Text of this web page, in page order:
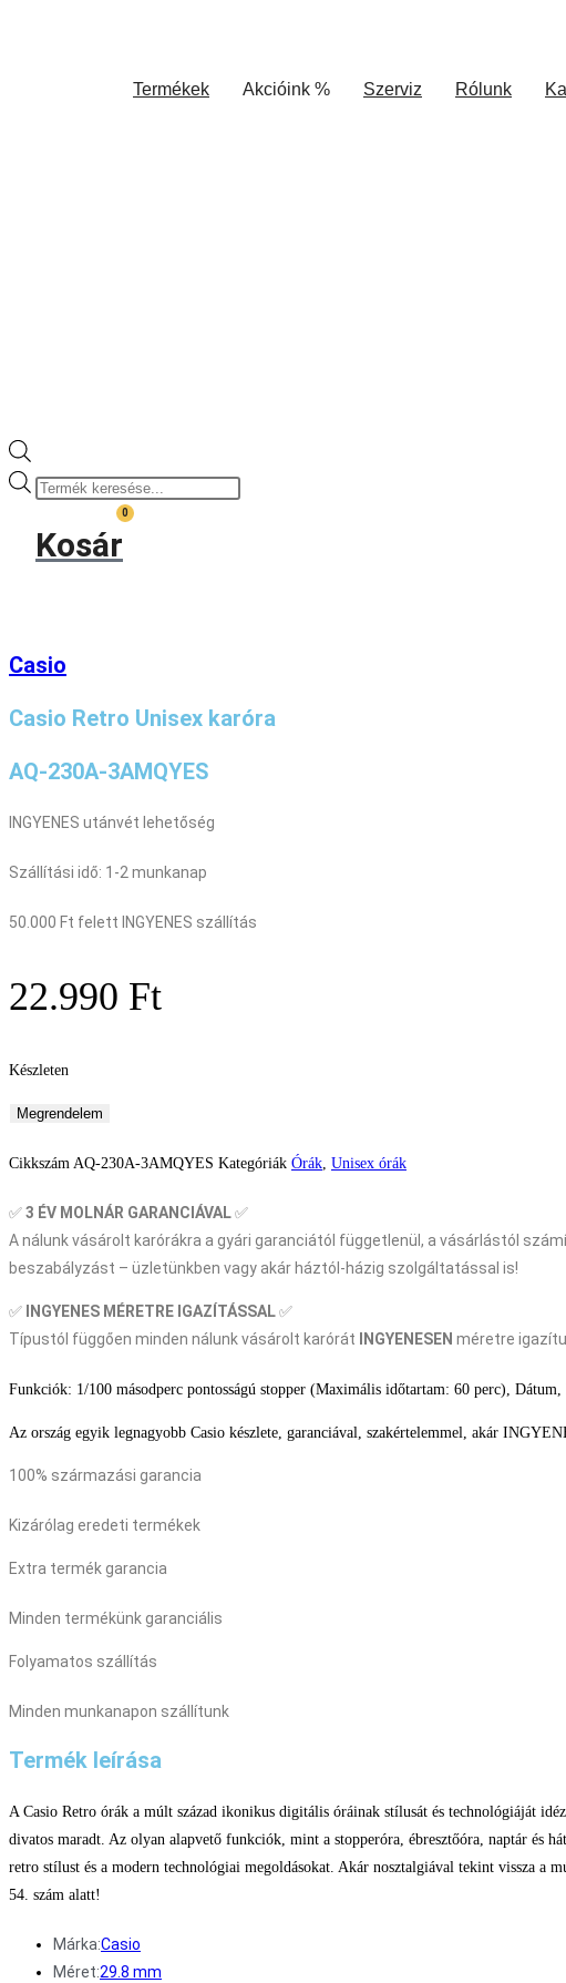
Termékek Akcióink % Szerviz Rólunk
Products
0
Kosár
Casio
Casio Retro Unisex karóra
AQ-230A-3AMQYES
INGYENES utánvét lehetőség
Szállítási idő: 1-2 munkanap
50.000 Ft felett INGYENES szállítás
22.990 Ft
Készleten
Casio
Unisex
mennyiség
Megrendelem
Cikkszám AQ-230A-3AMQYES Kategóriák Órák, Unisex órák
✅3 ÉV MOLNÁR GARANCIÁVAL✅
A nálunk vásárolt karórákra a gyári garanciától függetlenül, a vásárlástól
beszabályzást – üzletünkben vagy akár háztól-házig szolgáltatással is!
✅ INGYENES MÉRETRE IGAZÍTÁSSAL✅
Típustól függően minden nálunk vásárolt karórát
INGYENESEN méretre
Funkciók: 1/100 másodperc pontosságú stopper (Maximális időtartam: 60 perc),
Az ország egyik legnagyobb Casio készlete, garanciával, szakértelemmel, akár
100% származási garancia
Kizárólag eredeti termékek
Extra termék garancia
Minden termékünk garanciális
Folyamatos szállítás
Minden munkanapon szállítunk
Termék leírása
A Casio Retro órák a múlt század ikonikus digitális óráinak stílusát és technológiáját
divatos maradt. Az olyan alapvető funkciók, mint a stopperóra, ébresztőóra, naptár és
retro stílust és a modern technológiai megoldásokat. Akár nosztalgiával tekint vissza a
54. szám alatt!
Márka:Casio
Méret:29.8 mm